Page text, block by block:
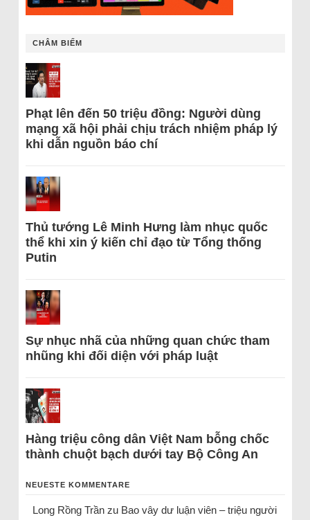
CHÂM BIẾM
Phạt lên đến 50 triệu đồng: Người dùng
mạng xã hội phải chịu trách nhiệm pháp lý
khi dẫn nguồn báo chí
Thủ tướng Lê Minh Hưng làm nhục quốc
thể khi xin ý kiến chỉ đạo từ Tổng thống
Putin
Sự nhục nhã của những quan chức tham
nhũng khi đối diện với pháp luật
Hàng triệu công dân Việt Nam bỗng chốc
thành chuột bạch dưới tay Bộ Công An
NEUESTE KOMMENTARE
Long Rồng Trầnzu Bao vây dư luận viên – triệu người